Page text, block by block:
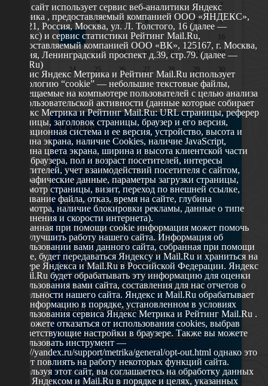
1
2
3
4 5 6 7 8
9
10
11 12 13 14 15
16
17
18 19 20 21 22
23
24
25 26 27 28 29
30
31
О сайте
629802 г. Ноябрьск, ул. Республики, 49
Телефон: +7 (3496) 35-37-49
E-mail: udsm@noyabrsk.yanao.ru
Другие ресурсы
Администрация города Ноябрьска
Департамент образования города Ноябрьска
Департамент молодежной политики и туризма ЯНАО
Окружной молодежный центр
Федеральное агенство по делам молодежи
Туристско-информационный центр Ноябрьска
Наши учреждения
МАУ МП МЦ "Школа Ямолод. Ноябрьск"
©2005 – 2026, Официальный сайт управления
молодежной политики Администрации города Ноябрьск
Этот сайт использует сервис веб-аналитики Яндекс
Метрика , предоставляемый компанией ООО «ЯНДЕКС»,
119021, Россия, Москва, ул. Л. Толстого, 16 (далее —
Яндекс) и сервис статистики Рейтинг Mail.Ru,
предоставляемый компанией ООО «ВК», 125167, г. Москва,
Россия, Ленинградский проспект д.39, стр.79. (далее —
Mail.Ru)
Сервис Яндекс Метрика и Рейтинг Mail.Ru использует
технологию “cookie” — небольшие текстовые файлы,
размещаемые на компьютере пользователей с целью анализа
их пользовательской активности (данные которые собирает
Яндекс Метрика и Рейтинг Mail.Ru: URL страницы, реферер
страницы, заголовок страницы, браузер и его версия,
операционная система и ее версия, устройство, высота и
ширина экрана, наличие Cookies, наличие JavaScript,
глубина цвета экрана, ширина и высота клиентской части
окна браузера, пол и возраст посетителей, интересы
посетителей, учет взаимодействий посетителя с сайтом,
географические данные, параметры загрузки страницы,
просмотр страницы, визит, переход по внешней ссылке,
cкачивание файла, отказ, время на сайте, глубина
просмотра, наличие блокировки рекламы, данные о типе
соединения и скорости интернета).
Собранная при помощи cookie информация может помочь
нам улучшить работу нашего сайта. Информация об
использовании вами данного сайта, собранная при помощи
cookie, будет передаваться Яндексу и Mail.Ru и храниться на
сервере Яндекса и Mail.Ru в Российской Федерации. Яндекс
и Mail.Ru будет обрабатывать эту информацию для оценки
использования вами сайта, составления для нас отчетов о
деятельности нашего сайта. Яндекс и Mail.Ru обрабатывает
эту информацию в порядке, установленном в условиях
использования сервиса Яндекс Метрика и Рейтинг Mail.Ru .
Вы можете отказаться от использования cookies, выбрав
соответствующие настройки в браузере. Также вы можете
использовать инструмент —
https://yandex.ru/support/metrika/general/opt-out.html однако это
может повлиять на работу некоторых функций сайта.
Используя этот сайт, вы соглашаетесь на обработку данных
о вас Яндексом и Mail.Ru в порядке и целях, указанных